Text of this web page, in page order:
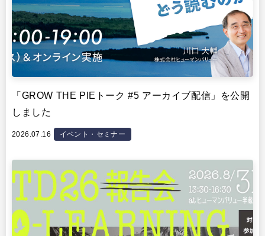
「GROW THE PIEトーク #5 アーカイブ配信」を公開
しました
2026.07.16 イベント・セミナー